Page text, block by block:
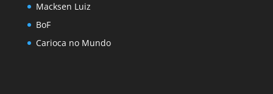
Macksen Luiz
BoF
Carioca no Mundo